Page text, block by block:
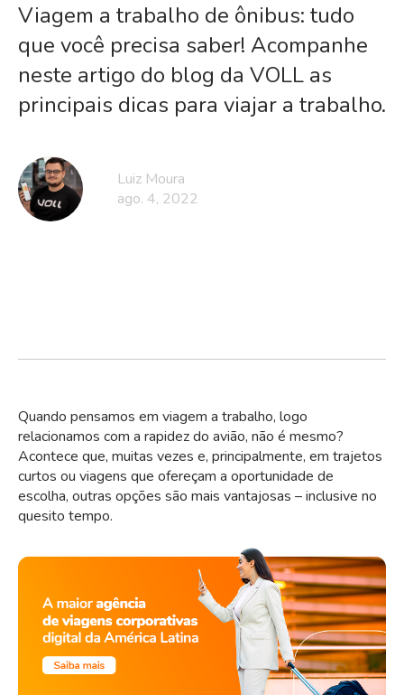
Viagem a trabalho de ônibus: tudo
que você precisa saber! Acompanhe
neste artigo do blog da VOLL as
principais dicas para viajar a trabalho.
Luiz Moura
ago. 4, 2022
Quando pensamos em viagem a trabalho, logo
relacionamos com a rapidez do avião, não é mesmo?
Acontece que, muitas vezes e, principalmente, em trajetos
curtos ou viagens que ofereçam a oportunidade de
escolha, outras opções são mais vantajosas – inclusive no
quesito tempo.